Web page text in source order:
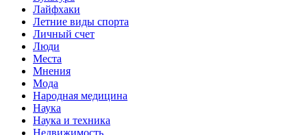
Лайфхаки
Летние виды спорта
Личный счет
Люди
Места
Мнения
Мода
Народная медицина
Наука
Наука и техника
Недвижимость